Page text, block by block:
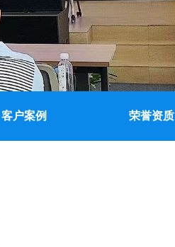
客户案例 荣誉资质